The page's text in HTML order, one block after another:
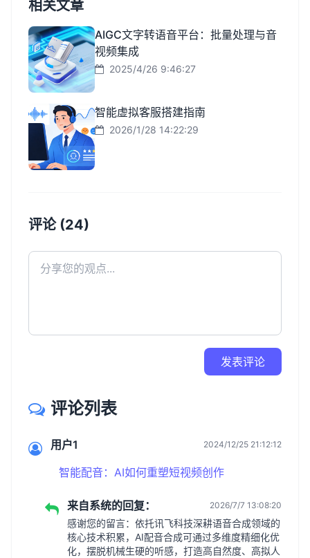
相关文章
AIGC文字转语音平台：批量处理与音
视频集成
2025/4/26 9:46:27
智能虚拟客服搭建指南
2026/1/28 14:22:29
评论 (24)
发表评论
评论列表
用户1 2024/12/25 21:12:12
智能配音：AI如何重塑短视频创作
来自系统的回复： 2026/7/7 13:08:20
感谢您的留言：依托讯飞科技深耕语音合成领域的
核心技术积累，AI配音合成可通过多维度精细化优
化，摆脱机械生硬的听感，打造高自然度、高拟人